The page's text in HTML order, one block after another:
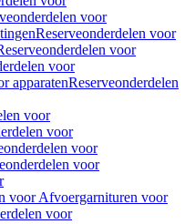
voor
Reserveonderdelen voor
voor
voor
apparatenReserveonderdelen
voor
voor
voor
voor
voor Afvoergarnituren voor
voor